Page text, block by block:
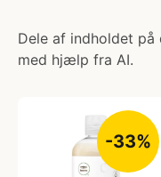
Dele af indholdet
med hjælp fra AI.
-33%